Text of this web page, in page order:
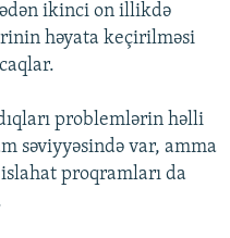
ikinci on illikdə
həyata keçirilməsi
problemlərin həlli
səviyyəsində var, amma
proqramları da